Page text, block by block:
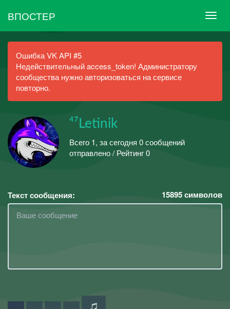
ВПОСТЕР
Ошибка VK API #5
Недействительный access_token! Администратору
сообщества нужно авторизоваться на сервисе
повторно.
⁴⁷Letinik
Всего 1, за сегодня 0 сообщений
отправлено / Рейтинг 0
Текст сообщения: 15895символов